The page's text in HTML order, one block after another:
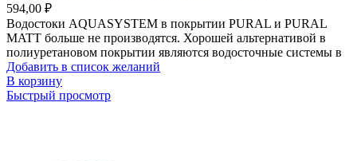
594,00 ₽
Водостоки AQUASYSTEM в покрытии PURAL и PURAL
MATT больше не производятся. Хорошей альтернативой в
полиуретановом покрытии являются водосточные системы в
Добавить в список желаний
В корзину
Быстрый просмотр